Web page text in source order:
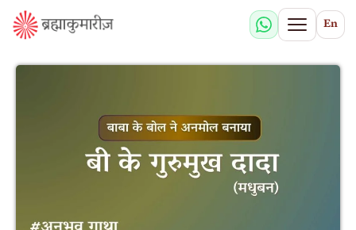
En